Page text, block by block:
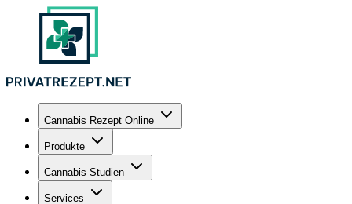
Cannabis Rezept Online
Produkte
Cannabis Studien
Services